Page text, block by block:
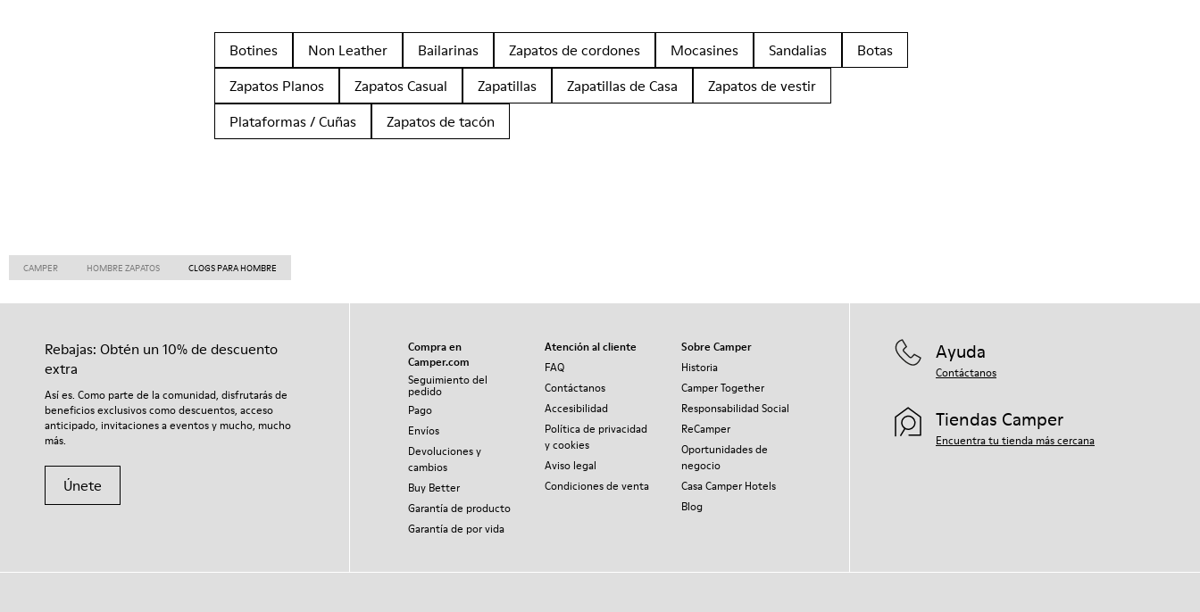
Botines Non Leather Bailarinas Zapatos de cordones Mocasines Sandalias
Botas
Zapatos Planos
Zapatos Casual Zapatillas Zapatillas de Casa
Zapatos de vestir
Plataformas / Cuñas
Zapatos de tacón
CAMPER HOMBRE ZAPATOS CLOGS PARA HOMBRE
Rebajas: Obtén un 10% de descuento
extra
Así es. Como parte de la comunidad, disfrutarás de
beneficios exclusivos como descuentos, acceso
anticipado, invitaciones a eventos y mucho, mucho
más.
Únete
Compra en
Camper.com
Seguimiento del
pedido
Pago
Envíos
Devoluciones y
cambios
Buy Better
Garantía de producto
Garantía de por vida
Atención al cliente
FAQ
Contáctanos
Accesibilidad
Política de privacidad
y cookies
Aviso legal
Condiciones de venta
Sobre Camper
Historia
Camper Together
Responsabilidad Social
ReCamper
Oportunidades de
negocio
Casa Camper Hotels
Blog
Ayuda
Contáctanos
Tiendas Camper
Encuentra tu tienda más cercana